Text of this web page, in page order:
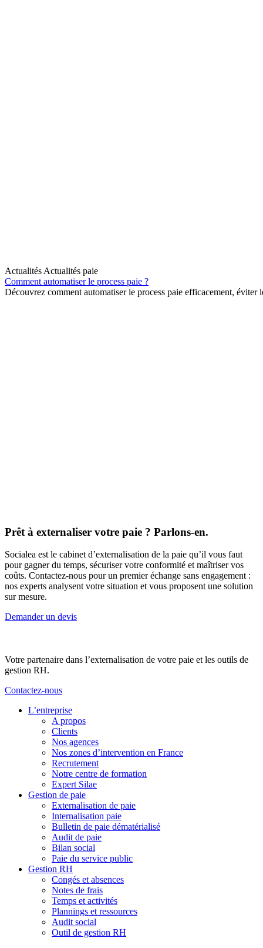
Actualités Actualités paie
Comment automatiser le process paie ?
Découvrez comment automatiser le process paie efficacement,
Prêt à externaliser votre paie ? Parlons-en.
Socialea est le cabinet d’externalisation de la paie qu’il vous faut
pour gagner du temps, sécuriser votre conformité et maîtriser vos
coûts. Contactez-nous pour un premier échange sans engagement :
nos experts analysent votre situation et vous proposent une solution
sur mesure.
Demander un devis
Votre partenaire dans l’externalisation de votre paie et les outils de
gestion RH.
Contactez-nous
L’entreprise
A propos
Clients
Nos agences
Nos zones d’intervention en France
Recrutement
Notre centre de formation
Expert Silae
Gestion de paie
Externalisation de paie
Internalisation paie
Bulletin de paie dématérialisé
Audit de paie
Bilan social
Paie du service public
Gestion RH
Congés et absences
Notes de frais
Temps et activités
Plannings et ressources
Audit social
Outil de gestion RH